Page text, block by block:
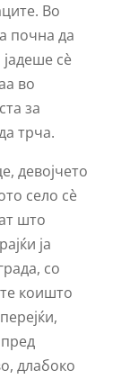
Во
почна да
сѐ
во
за
трча.
девојчето
село сѐ
што
ја
со
коишто
длабоко